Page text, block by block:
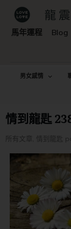
馬年運程 Blog
男女感情
情到龍匙
所有文章 , 情到龍匙